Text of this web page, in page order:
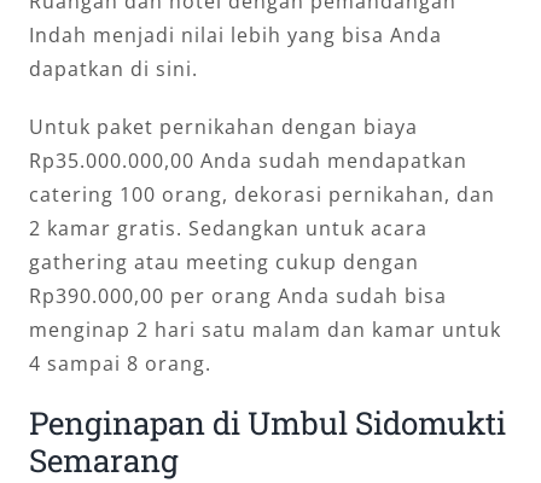
Indah menjadi nilai lebih yang bisa Anda
dapatkan di sini.
Untuk paket pernikahan dengan biaya
Rp35.000.000,00 Anda sudah mendapatkan
catering 100 orang, dekorasi pernikahan, dan
2 kamar gratis. Sedangkan untuk acara
gathering atau meeting cukup dengan
Rp390.000,00 per orang Anda sudah bisa
menginap 2 hari satu malam dan kamar untuk
4 sampai 8 orang.
Penginapan di Umbul Sidomukti
Semarang